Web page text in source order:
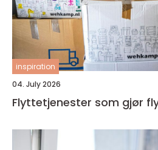
inspiration
04. July 2026
Flyttetjenester som gjør